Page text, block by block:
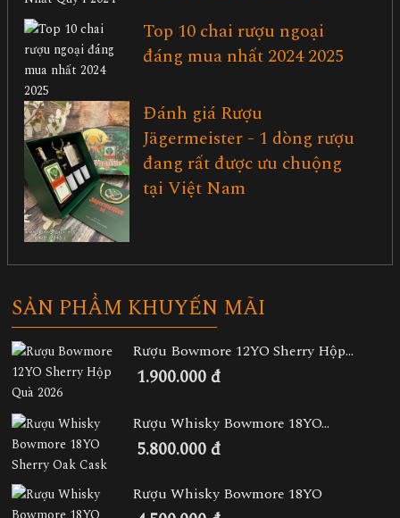
Top 10 chai rượu ngoại
đáng mua nhất 2024 2025
Đánh giá Rượu
Jägermeister - 1 dòng rượu
đang rất được ưu chuộng
tại Việt Nam
SẢN PHẨM KHUYẾN MÃI
Rượu Bowmore 12YO Sherry Hộp...
1.900.000 đ
Rượu Whisky Bowmore 18YO...
5.800.000 đ
Rượu Whisky Bowmore 18YO